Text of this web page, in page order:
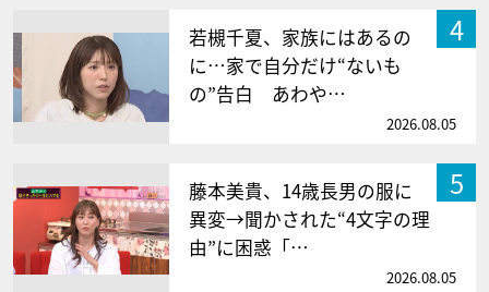
4
若槻千夏、家族にはあるの
に…家で自分だけ“ないも
の”告白 あわや…
2026.08.05
5
藤本美貴、14歳長男の服に
異変→聞かされた“4文字の理
由”に困惑「…
2026.08.05